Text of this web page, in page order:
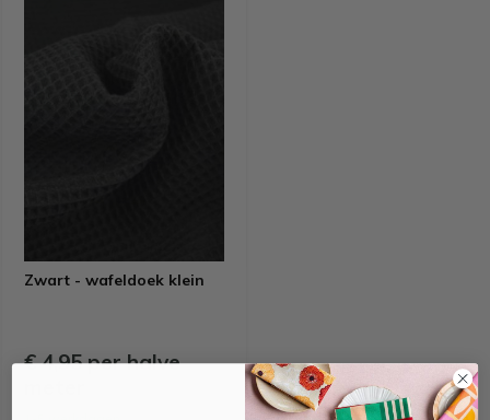
Zwart - wafeldoek klein
€ 4,95 per halve